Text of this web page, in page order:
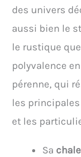
des univers
aussi bien le
le rustique
polyvalence
pérenne, qui
les
et les
Sa